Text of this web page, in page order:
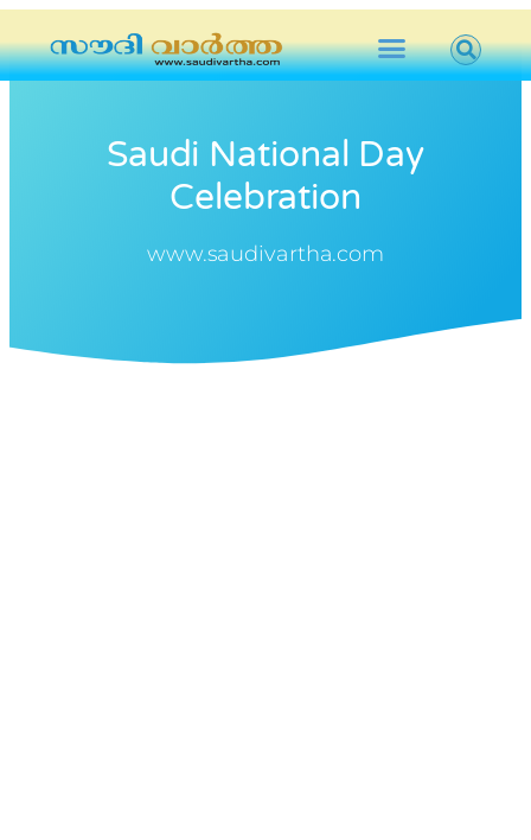
Saudi National Day
Celebration
www.saudivartha.com